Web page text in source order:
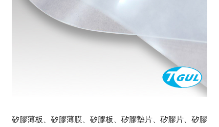
矽膠薄板、矽膠薄膜、矽膠板、矽膠墊片、矽膠片、矽膠